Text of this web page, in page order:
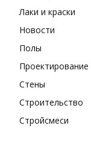
Лаки и краски
Новости
Полы
Проектирование
Стены
Строительство
Стройсмеси